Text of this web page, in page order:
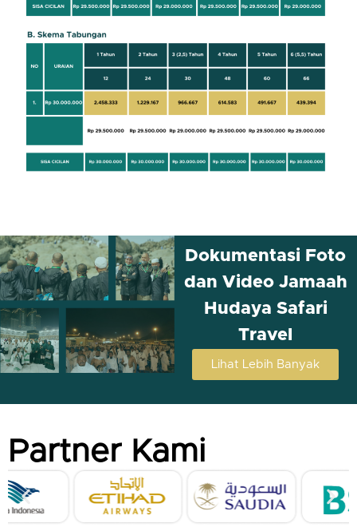
Dokumentasi Foto
dan Video Jamaah
Hudaya Safari
Travel
Lihat Lebih Banyak
Partner Kami